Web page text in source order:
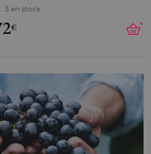
3 en stock
€ +